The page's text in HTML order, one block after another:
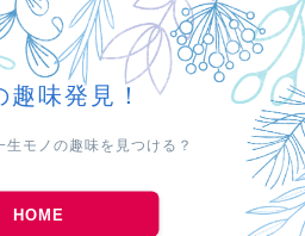
趣味発見！
生モノの趣味を見つける？
HOME